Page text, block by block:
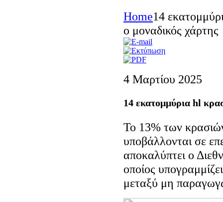
Home14
ο μοναδικός χάρτης
4 Μαρτίου 2025
14 εκατομμύρια hl
Το 13% των
υποβάλλονται σε
αποκαλύπτει ο
οποίος
μεταξύ μη